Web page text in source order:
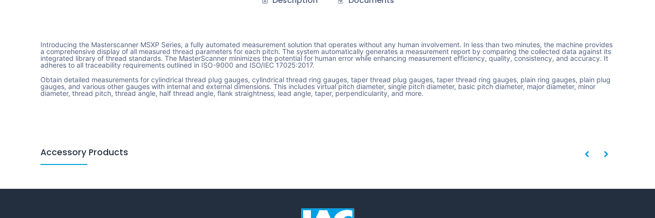
Introducing the Masterscanner MSXP Series, a fully automated measurement solution that operates without any human involvement. In less than two minutes, the machine provides
a comprehensive display of all measured thread parameters for each pitch. The system automatically generates a measurement report by comparing the collected data against its
integrated library of thread standards. The MasterScanner minimizes the potential for human error while enhancing measurement efficiency, quality, consistency, and accuracy. It
adheres to all traceability requirements outlined in ISO-9000 and ISO/IEC 17025:2017.
Obtain detailed measurements for cylindrical thread plug gauges, cylindrical thread ring gauges, taper thread plug gauges, taper thread ring gauges, plain ring gauges, plain plug
gauges, and various other gauges with internal and external dimensions. This includes virtual pitch diameter, single pitch diameter, basic pitch diameter, major diameter, minor
diameter, thread pitch, thread angle, half thread angle, flank straightness, lead angle, taper, perpendicularity, and more.
Accessory Products